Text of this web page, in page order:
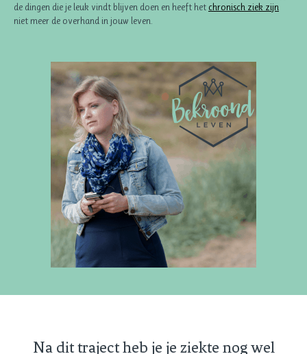
de dingen die je leuk vindt blijven doen en heeft het chronisch ziek zijn
niet meer de overhand in jouw leven.
Na dit traject heb je je ziekte nog wel